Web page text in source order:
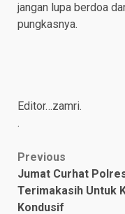
jangan lupa berdoa
pungkasnya.
Editor…zamri.
.
Post
navigation
Previous
Jumat Curhat
Terimakasih Untuk
Kondusif